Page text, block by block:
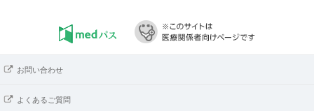
お問い合わせ
よくあるご質問